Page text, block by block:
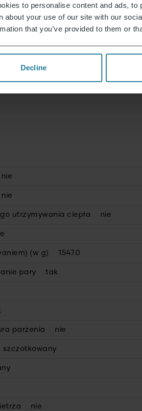
to personalise content and ads,
about your use of our site with our
that you’ve provided to them or
Decline
nie
nie
utrzymywania ciepła nie
(w g) 1547.0
pary tak
parzenia nie
szczotkowany
nie